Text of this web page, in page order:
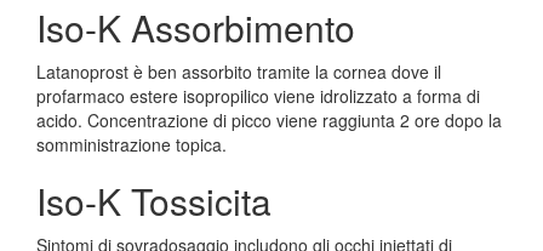
Iso-K Assorbimento
Latanoprost è ben assorbito tramite la cornea dove il
profarmaco estere isopropilico viene idrolizzato a forma di
acido. Concentrazione di picco viene raggiunta 2 ore dopo la
somministrazione topica.
Iso-K Tossicita
Sintomi di sovradosaggio includono gli occhi iniettati di